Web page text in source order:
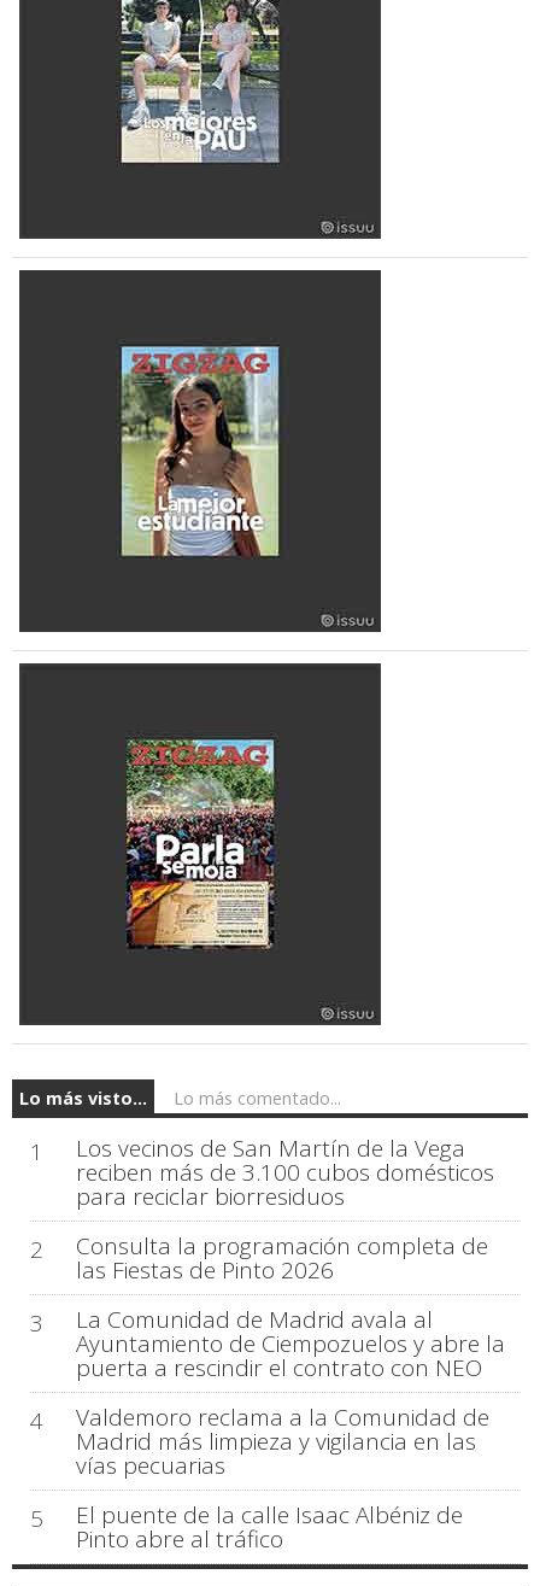
Lo más visto... Lo más comentado...
1 Los vecinos de San Martín de la Vega
reciben más de 3.100 cubos domésticos
para reciclar biorresiduos
2
Consulta la programación completa de
las Fiestas de Pinto 2026
3
La Comunidad de Madrid avala al
Ayuntamiento de Ciempozuelos y abre la
puerta a rescindir el contrato con NEO
4
Valdemoro reclama a la Comunidad de
Madrid más limpieza y vigilancia en las
vías pecuarias
5
El puente de la calle Isaac Albéniz de
Pinto abre al tráfico